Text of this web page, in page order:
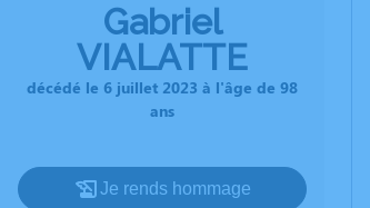
Gabriel
VIALATTE
décédé le 6 juillet 2023 à l'âge de 98
ans
Je rends hommage